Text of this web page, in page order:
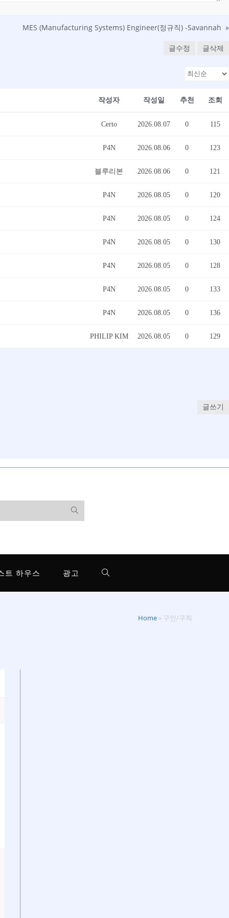
MES (Manufacturing Systems) Engineer(정규직) -Savannah »
글수정 글삭제
작성자 작성일 추천 조회
Certo 2026.08.07 0 115
P4N 2026.08.06 0 123
블루리본 2026.08.06 0 121
P4N 2026.08.05 0 120
P4N 2026.08.05 0 124
P4N 2026.08.05 0 130
P4N 2026.08.05 0 128
P4N 2026.08.05 0 133
P4N 2026.08.05 0 136
PHILIP KIM 2026.08.05 0 129
글쓰기
트 하우스 광고
Home » 구인/구직